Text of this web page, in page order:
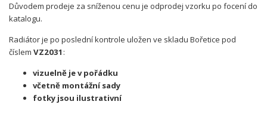
Důvodem prodeje za sníženou cenu je odprodej vzorku po focení do
katalogu.
Radiátor je po poslední kontrole uložen ve skladu Bořetice pod
číslem VZ2031 :
vizuelně je v pořádku
včetně montážní sady
fotky jsou ilustrativní